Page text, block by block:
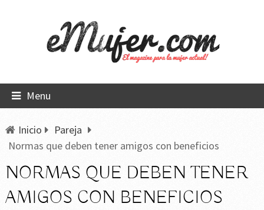
Menu
Inicio
Pareja
Normas que deben tener amigos con beneficios
NORMAS QUE DEBEN TENER
AMIGOS CON BENEFICIOS